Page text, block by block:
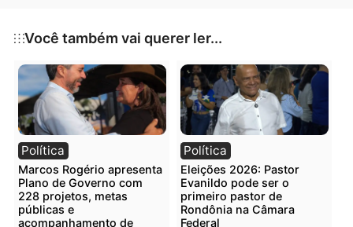
feminino, Milena Titoneli foi eliminada na estreia dos
67 kg ao perder para a australiana Rebecca Murray.
Publicidade
Categorias
Esporte
Você também vai querer ler...